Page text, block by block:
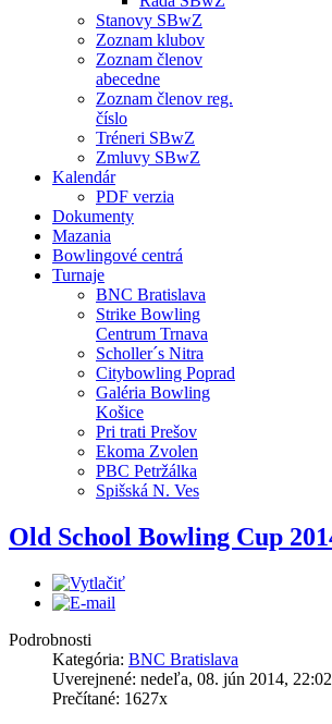
Stanovy SBwZ
Zoznam klubov
Zoznam členov
abecedne
Zoznam členov reg.
číslo
Tréneri SBwZ
Zmluvy SBwZ
Kalendár
PDF verzia
Dokumenty
Mazania
Bowlingové centrá
Turnaje
BNC Bratislava
Strike Bowling
Centrum Trnava
Scholler´s Nitra
Citybowling Poprad
Galéria Bowling
Košice
Pri trati Prešov
Ekoma Zvolen
PBC Petržálka
Spišská N. Ves
Old School Bowling Cup
Podrobnosti
Kategória: BNC Bratislava
Uverejnené: nedeľa, 08. jún 2014, 22:02
Prečítané: 1627x